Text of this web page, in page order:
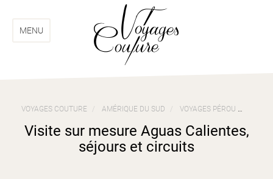
menu
contenuMENU
VOYAGES COUTURE AMÉRIQUE DU SUD VOYAGES PÉROU
Visite sur mesure Aguas Calientes,
séjours et circuits